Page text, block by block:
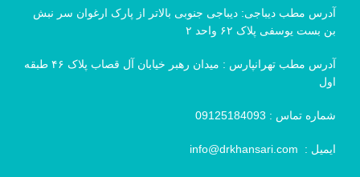
آدرس مطب دیباجی: دیباجی جنوبی بالاتر از پارک ارغوان سر نبش
بن بست یوسفی پلاک ۶۲ واحد ۲
آدرس مطب تهرانپارس : میدان رهبر خیابان آل قصاب پلاک ۴۶ طبقه
اول
شماره تماس :
ایمیل : info@drkhansari.com